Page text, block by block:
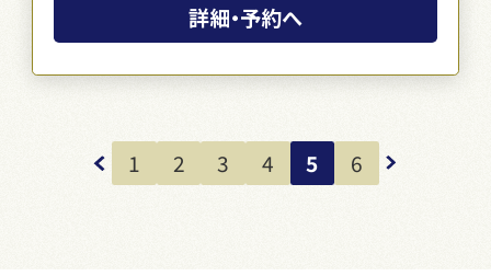
詳細・予約へ
1 2 3 4 5 6